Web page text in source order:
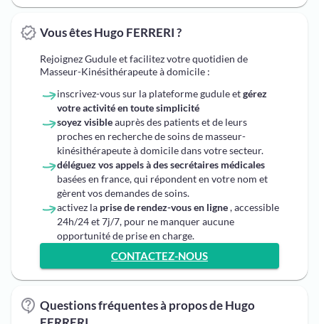
Vous êtes Hugo FERRERI ?
Rejoignez Gudule et facilitez votre quotidien de
Masseur-Kinésithérapeute à domicile :
inscrivez-vous sur la plateforme gudule etgérez
votre activité en toute simplicité
soyez visibleauprès des patients et de leurs
proches en recherche de soins de masseur-
kinésithérapeute à domicile dans votre secteur.
déléguez vos appels à des secrétaires médicales
basées en france, qui répondent en votre nom et
gèrent vos demandes de soins.
activez la prise de rendez-vous en ligne, accessible
24h/24 et 7j/7, pour ne manquer aucune
opportunité de prise en charge.
CONTACTEZ-NOUS
Questions fréquentes à propos de Hugo